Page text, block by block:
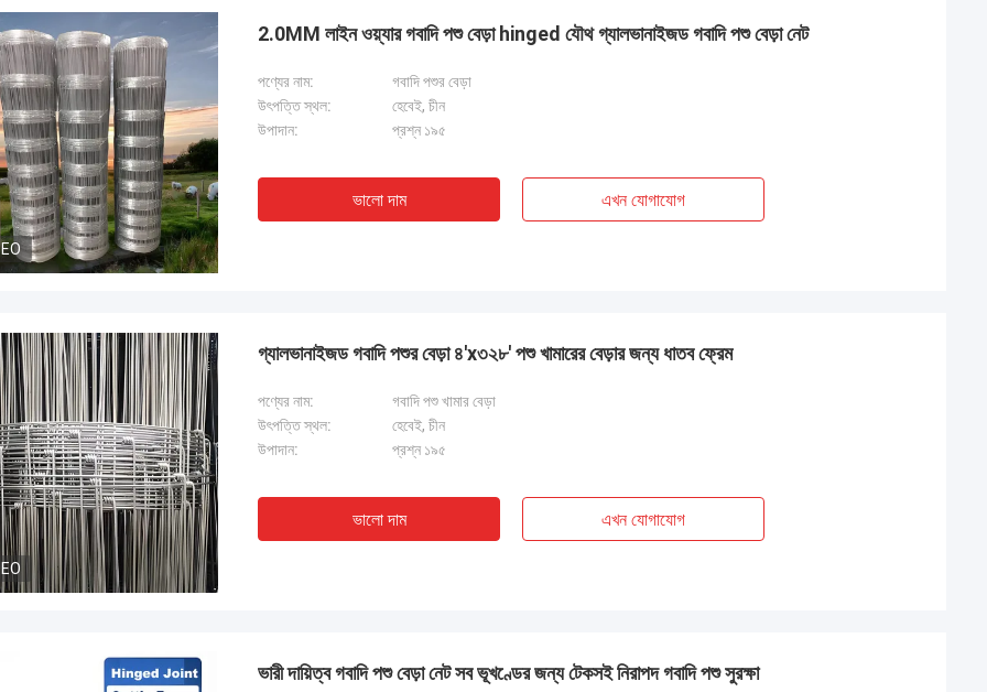
2.0MM লাইন ওয়্যার গবাদি পশু বেড়া hinged যৌথ গ্যালভানাইজড গবাদি পশু বেড়া নেট
পণ্যের নাম:
গবাদি পশুর বেড়া
উৎপত্তি স্থল:
হেবেই, চীন
উপাদান:
প্রশ্ন ১৯৫
ভালো দাম এখন যোগাযোগ
গ্যালভানাইজড গবাদি পশুর বেড়া ৪'x৩২৮' পশু খামারের বেড়ার জন্য ধাতব ফ্রেম
পণ্যের নাম:
গবাদি পশু খামার বেড়া
উৎপত্তি স্থল:
হেবেই, চীন
উপাদান:
প্রশ্ন ১৯৫
ভালো দাম এখন যোগাযোগ
ভারী দায়িত্ব গবাদি পশু বেড়া নেট সব ভূখণ্ডের জন্য টেকসই নিরাপদ গবাদি পশু সুরক্ষা